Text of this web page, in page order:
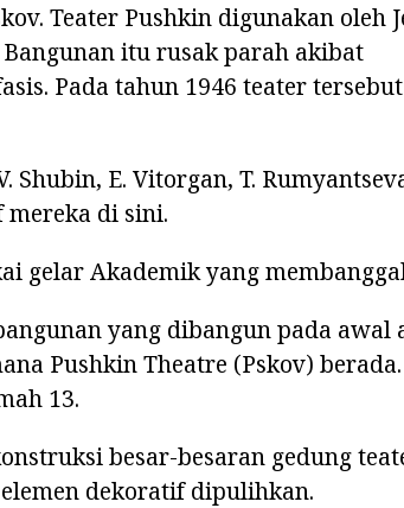
Teater Pushkin digunakan oleh
itu rusak parah akibat
Pada tahun 1946 teater tersebut
Shubin, E. Vitorgan, T.
di sini.
gelar Akademik yang
yang dibangun pada awal
Pushkin Theatre (Pskov) berada.
13.
besar-besaran gedung
dekoratif dipulihkan.